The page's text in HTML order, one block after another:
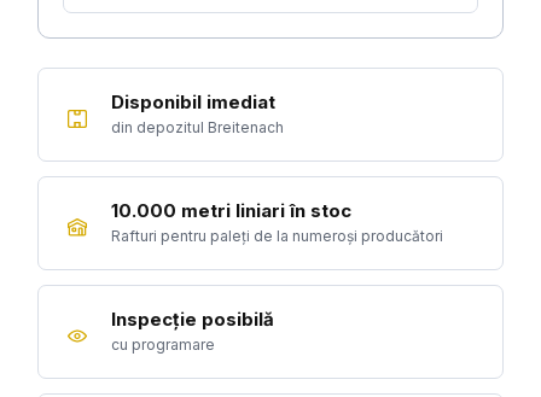
Disponibil imediat
din depozitul Breitenach
10.000 metri liniari în stoc
Rafturi pentru paleți de la numeroși producători
Inspecție posibilă
cu programare